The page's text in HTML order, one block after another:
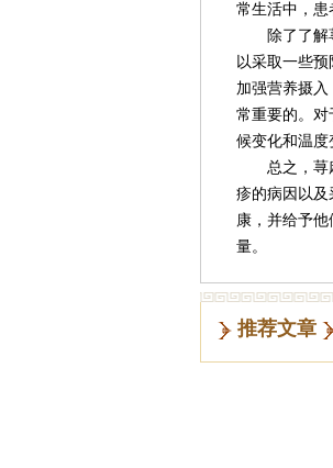
常生活中，患
除了了解荨
以采取一些
加强营养摄
常重要的。
候变化和温度
总之，荨麻
疹的病因以及
康，并给予
量。
推荐文章